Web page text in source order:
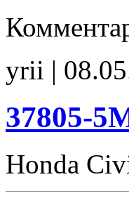
yrii |
37805-
Honda